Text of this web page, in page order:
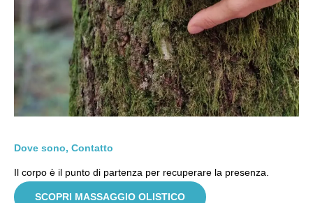
Dove sono, Contatto
Il corpo è il punto di partenza per recuperare la presenza.
SCOPRI MASSAGGIO OLISTICO